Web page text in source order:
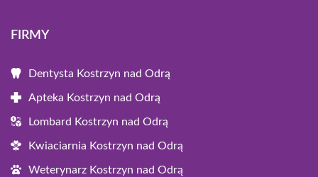
FIRMY
Dentysta Kostrzyn nad Odrą
Apteka Kostrzyn nad Odrą
Lombard Kostrzyn nad Odrą
Kwiaciarnia Kostrzyn nad Odrą
Weterynarz Kostrzyn nad Odrą